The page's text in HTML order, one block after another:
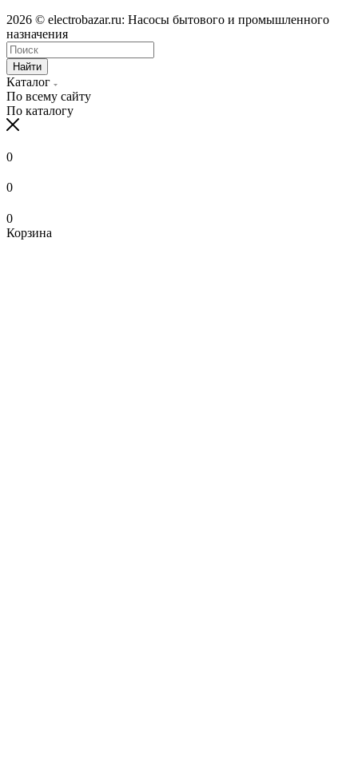
2026 © electrobazar.ru: Насосы бытового и промышленного
назначения
Найти
Каталог
По всему сайту
По каталогу
0
0
0
Корзина